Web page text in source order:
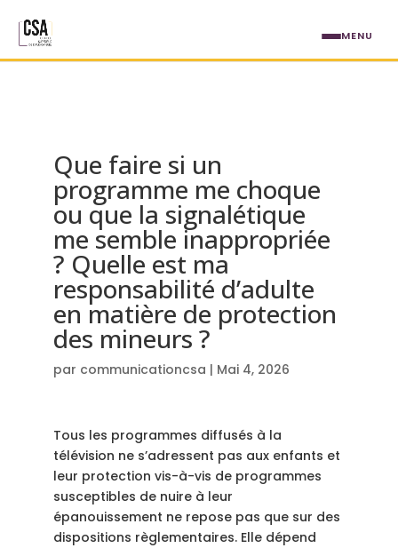
Que faire si un
programme me choque
ou que la signalétique
me semble inappropriée
? Quelle est ma
responsabilité d’adulte
en matière de protection
des mineurs ?
par communicationcsa | Mai 4, 2026
Tous les programmes diffusés à la
télévision ne s’adressent pas aux enfants et
leur protection vis-à-vis de programmes
susceptibles de nuire à leur
épanouissement ne repose pas que sur des
dispositions règlementaires. Elle dépend
MENU